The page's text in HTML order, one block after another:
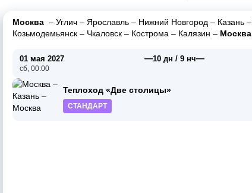
Москва – Углич – Ярославль – Нижний Новгород – Казань –
Козьмодемьянск – Чкаловск – Кострома – Калязин – Москва
01 мая 2027
сб, 00:00
—10 дн / 9 нч—
Теплоход «Две столицы»
СТАНДАРТ